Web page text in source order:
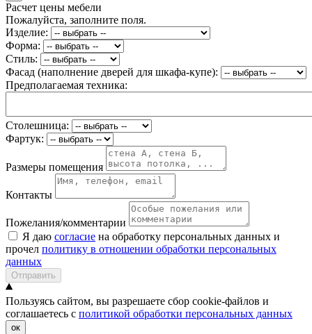
Расчет цены мебели
Пожалуйста, заполните поля.
Изделие:
Форма:
Стиль:
Фасад (наполнение дверей для шкафа-купе):
Предполагаемая техника:
Столешница:
Фартук:
Размеры помещения
Контакты
Пожелания/комментарии
Я даю согласие на обработку персональных данных и
прочел политику в отношении обработки персональных
данных
Отправить
Пользуясь сайтом, вы разрешаете сбор cookie-файлов и
соглашаетесь с политикой обработки персональных данных
ок